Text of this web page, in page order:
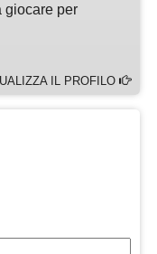
giocare per
IL PROFILO